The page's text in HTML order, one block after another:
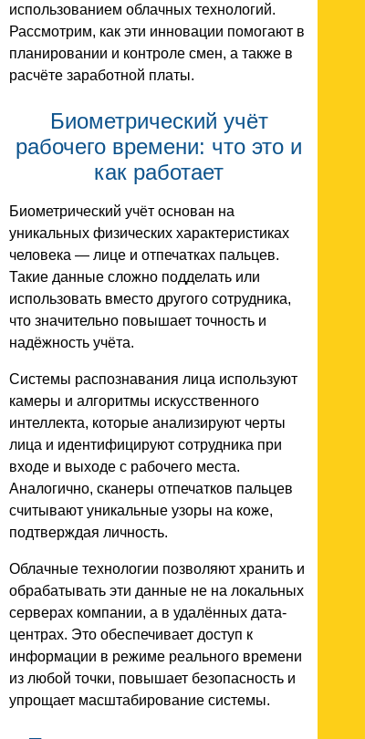
использованием облачных технологий.
Рассмотрим, как эти инновации помогают в
планировании и контроле смен, а также в
расчёте заработной платы.
Биометрический учёт
рабочего времени: что это и
как работает
Биометрический учёт основан на
уникальных физических характеристиках
человека — лице и отпечатках пальцев.
Такие данные сложно подделать или
использовать вместо другого сотрудника,
что значительно повышает точность и
надёжность учёта.
Системы распознавания лица используют
камеры и алгоритмы искусственного
интеллекта, которые анализируют черты
лица и идентифицируют сотрудника при
входе и выходе с рабочего места.
Аналогично, сканеры отпечатков пальцев
считывают уникальные узоры на коже,
подтверждая личность.
Облачные технологии позволяют хранить и
обрабатывать эти данные не на локальных
серверах компании, а в удалённых дата-
центрах. Это обеспечивает доступ к
информации в режиме реального времени
из любой точки, повышает безопасность и
упрощает масштабирование системы.